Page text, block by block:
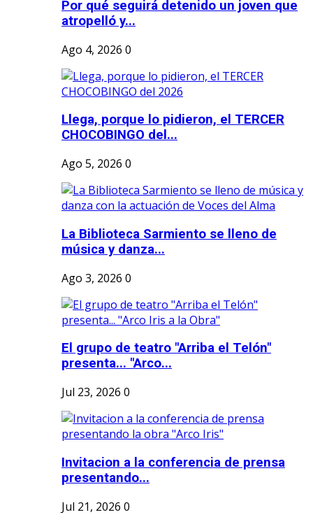
Por qué seguirá detenido un joven que
atropelló y...
Ago 4, 2026 0
Llega, porque lo pidieron, el TERCER
CHOCOBINGO del...
Ago 5, 2026 0
La Biblioteca Sarmiento se lleno de
música y danza...
Ago 3, 2026 0
El grupo de teatro "Arriba el Telón"
presenta... "Arco...
Jul 23, 2026 0
Invitacion a la conferencia de prensa
presentando...
Jul 21, 2026 0